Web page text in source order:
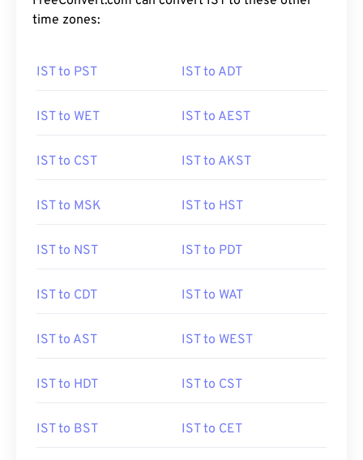
time zones:
IST to PST IST to ADT
IST to WET IST to AEST
IST to CST IST to AKST
IST to MSK IST to HST
IST to NST IST to PDT
IST to CDT IST to WAT
IST to AST IST to WEST
IST to HDT IST to CST
IST to BST IST to CET